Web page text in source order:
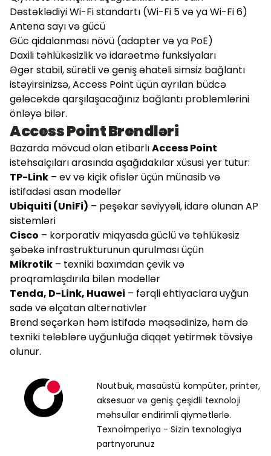
Dəstəklədiyi Wi-Fi standartı (Wi-Fi 5 və ya Wi-Fi 6)
Antena sayı və gücü
Güc qidalanması növü (adapter və ya PoE)
Daxili təhlükəsizlik və idarəetmə funksiyaları
Əgər stabil, sürətli və geniş əhatəli simsiz bağlantı
istəyirsinizsə, Access Point üçün ayrılan büdcə
gələcəkdə qarşılaşacağınız bağlantı problemlərini
önləyə bilər.
Access Point Brendləri
Bazarda mövcud olan etibarlıAccess Point
istehsalçıları arasında aşağıdakılar xüsusi yer tutur:
TP-Link – ev və kiçik ofislər üçün münasib və
istifadəsi asan modellər
Ubiquiti (UniFi) – peşəkar səviyyəli, idarə olunan AP
sistemləri
Cisco – korporativ miqyasda güclü və təhlükəsiz
şəbəkə infrastrukturunun qurulması üçün
Mikrotik – texniki baxımdan çevik və
proqramlaşdırıla bilən modellər
Tenda, D-Link, Huawei – fərqli ehtiyaclara uyğun
sadə və əlçatan alternativlər
Brend seçərkən həm istifadə məqsədinizə, həm də
texniki tələblərə uyğunluğa diqqət yetirmək tövsiyə
olunur.
Noutbuk, masaüstü kompüter, printer,
aksesuar və geniş çeşidli texnoloji
məhsullar endirimli qiymətlərlə.
Texnoİmperiya - Sizin texnologiya
partnyorunuz